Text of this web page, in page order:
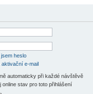
heslo
aktivační e-mail
automaticky při každé návštěvě
online stav pro toto přihlášení